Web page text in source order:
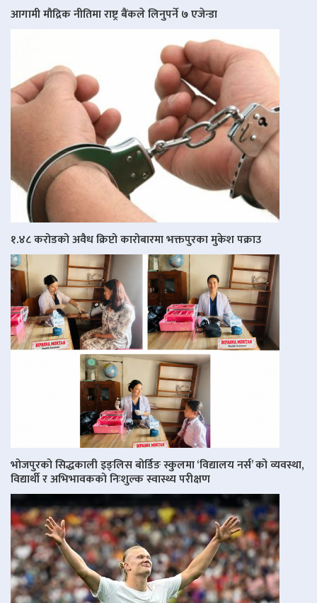
आगामी मौद्रिक नीतिमा राष्ट्र बैंकले लिनुपर्ने ७ एजेन्डा
१.४८ करोडको अवैध क्रिप्टो कारोबारमा भक्तपुरका मुकेश पक्राउ
भोजपुरको सिद्धकाली इङ्लिस बोर्डिङ स्कुलमा ‘विद्यालय नर्स’ को व्यवस्था,
विद्यार्थी र अभिभावकको निःशुल्क स्वास्थ्य परीक्षण